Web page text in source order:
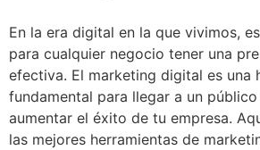
En la era digital en la que vivimos,
para cualquier negocio tener una
efectiva. El marketing digital es una
fundamental para llegar a un
aumentar el éxito de tu empresa.
las mejores herramientas de